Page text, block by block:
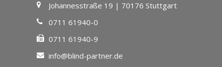
Johannesstraße 19 | 70176 Stuttgart
0711 61940-0
0711 61940-9
info@blind-partner.de